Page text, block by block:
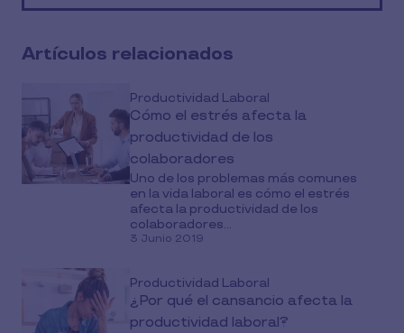
Artículos relacionados
Productividad Laboral
Cómo el estrés afecta la
productividad de los
colaboradores
Uno de los problemas más comunes
en la vida laboral es cómo el estrés
afecta la productividad de los
colaboradores...
3 Junio 2019
Productividad Laboral
¿Por qué el cansancio afecta la
productividad laboral?